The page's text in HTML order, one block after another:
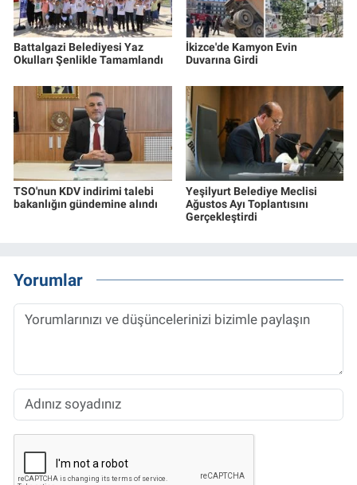
Battalgazi Belediyesi Yaz
Okulları Şenlikle Tamamlandı
İkizce'de Kamyon Evin
Duvarına Girdi
TSO'nun KDV indirimi talebi
bakanlığın gündemine alındı
Yeşilyurt Belediye Meclisi
Ağustos Ayı Toplantısını
Gerçekleştirdi
Yorumlar